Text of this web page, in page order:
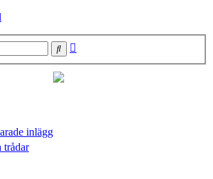
Sök
inlägg
trådar